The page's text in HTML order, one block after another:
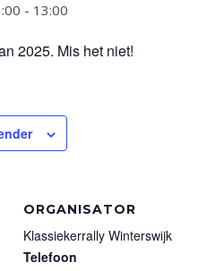
- 13:00
2025. Mis het niet!
ORGANISATOR
Klassiekerrally Winterswijk
Telefoon